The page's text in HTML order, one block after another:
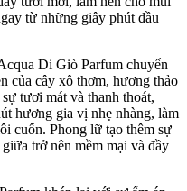
từ những giây phút đầu
Di Giò Parfum chuyển
của cây xô thơm, hương thảo
tươi mát và thanh thoát,
hương gia vị nhẹ nhàng, làm
cuốn. Phong lữ tạo thêm sự
trở nên mềm mại và đầy